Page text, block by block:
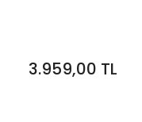
3.959,00 TL